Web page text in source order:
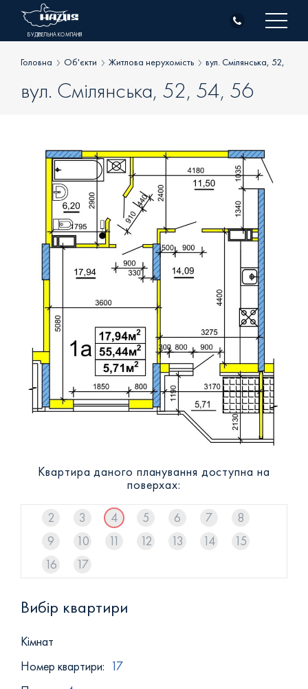
contentБУДІВЕЛЬНА КОМПАНІЯ
Про компанію
Житлова нерухомість
Комерційна нерухомість
Генпідрядні роботи
Всі об’єкти
Клієнтам
Новини
Контакти
+38 (093) 293 8250
+38 (0472) 540 264
Головна Об'єкти Житлова нерухомість вул. Смілянська, 52, 54,
вул. Смілянська, 52, 54, 56
Вибір квартири
Кiмнат
Номер квартири: 17
Квартира даного планування доступна на
поверхах:
2 3 4 5 6 7
8
9
10 11 12 13 14
15
16
17